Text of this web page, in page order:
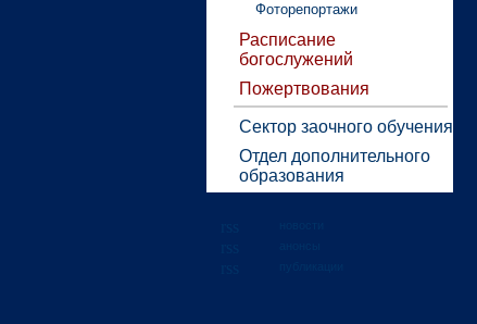
Фоторепортажи
Расписание
богослужений
Пожертвования
Сектор заочного обучения
Отдел дополнительного
образования